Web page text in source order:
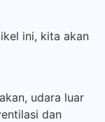
ini, kita akan
udara luar
dan